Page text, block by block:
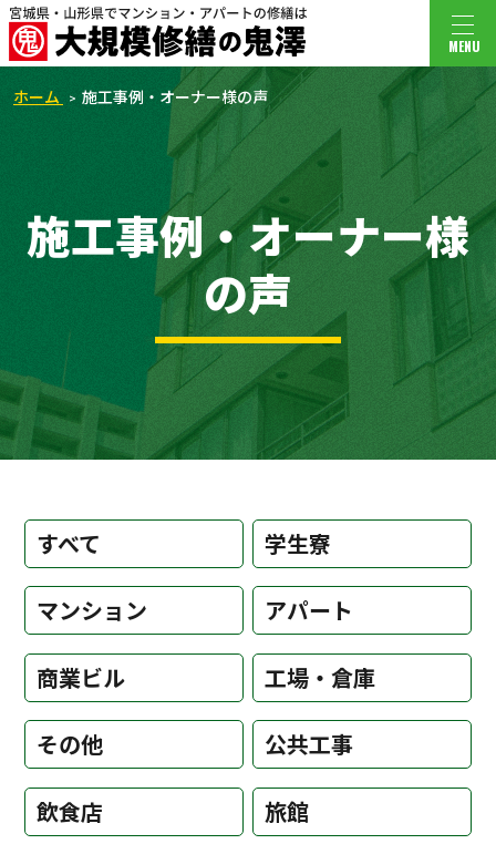
MENU
ホーム 施工事例・オーナー様の声
施工事例・オーナー様
の声
すべて 学生寮
マンション アパート
商業ビル 工場・倉庫
その他 公共工事
飲食店 旅館